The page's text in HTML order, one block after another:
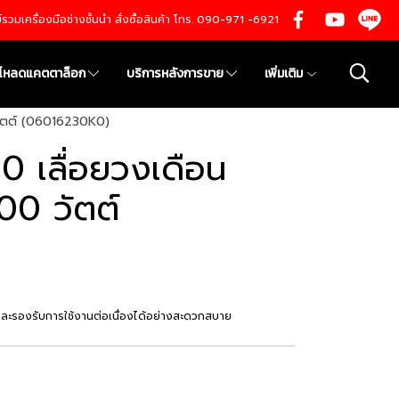
มเครื่องมือช่างชั้นนำ สั่งซื้อสินค้า โทร. 090-971 -6921
หลดแคตตาล็อก บริการหลังการขาย เพิ่มเติม
ต์ (06016230K0)
เลื่อยวงเดือน
วัตต์
รองรับการใช้งานต่อเนื่องได้อย่างสะดวกสบาย